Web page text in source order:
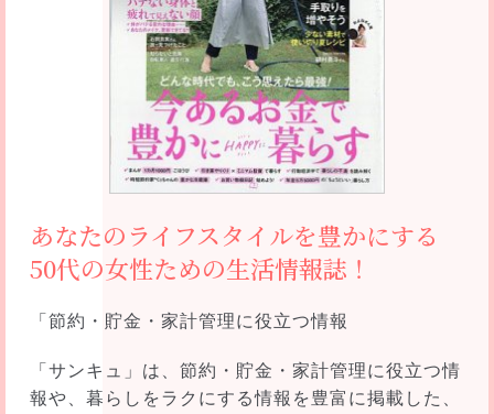
あなたのライフスタイルを豊かにする
50代の女性ための生活情報誌！
「節約・貯金・家計管理に役立つ情報
「サンキュ」は、節約・貯金・家計管理に役立つ情
報や、暮らしをラクにする情報を豊富に掲載した、